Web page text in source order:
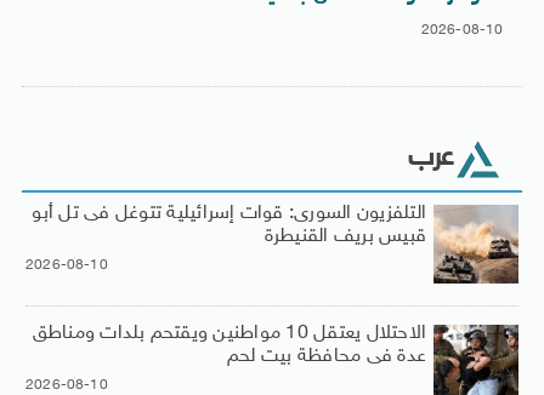
2026-08-10
عرب
التلفزيون السورى: قوات إسرائيلية تتوغل فى تل أبو
قبيس بريف القنيطرة
2026-08-10
الاحتلال يعتقل 10 مواطنين ويقتحم بلدات ومناطق
عدة فى محافظة بيت لحم
2026-08-10